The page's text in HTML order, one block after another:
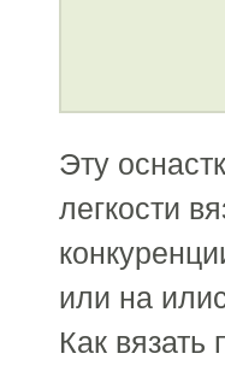
Эту
легкости
или на
Как вязать